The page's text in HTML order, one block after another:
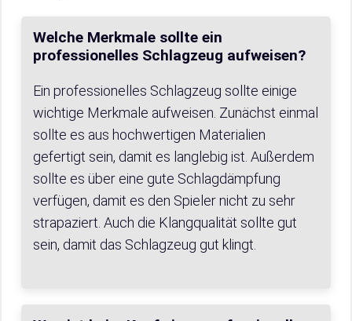
Welche Merkmale sollte ein
professionelles Schlagzeug aufweisen?
Ein professionelles Schlagzeug sollte einige
wichtige Merkmale aufweisen. Zunächst einmal
sollte es aus hochwertigen Materialien
gefertigt sein, damit es langlebig ist. Außerdem
sollte es über eine gute Schlagdämpfung
verfügen, damit es den Spieler nicht zu sehr
strapaziert. Auch die Klangqualität sollte gut
sein, damit das Schlagzeug gut klingt.